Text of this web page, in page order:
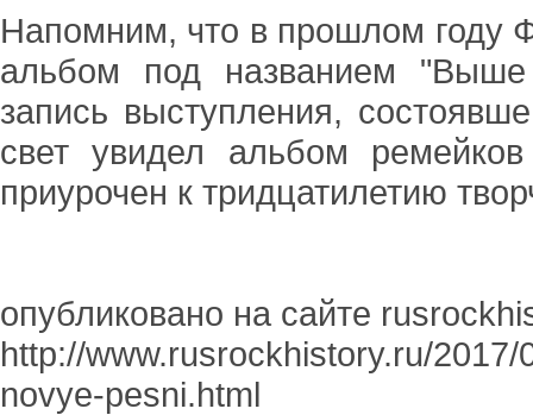
Напомним, что в прошлом году
альбом под названием "Выше
запись выступления,
свет увидел альбом
приурочен к тридцатилетию
опубликовано на сайте
http://www.rusrockhistory.ru/
novye-pesni.html